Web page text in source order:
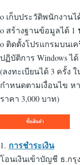
o เก็บประวัติพนักงานไ
o สร้างฐานข้อมูลได้ 1
o ติดตั้งโปรแกรมบนเค
ปฏิบัติการ Windows ได้
(ลงทะเบียนได้ 3 ครั้ง
กำหนดตามเงื่อนไข ห
ราคา 3,000 บาท)
1. การชำระเงิน
โอนเงินเข้าบัญชี ธ.กรุ